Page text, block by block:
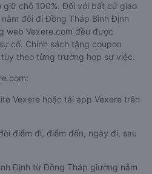
giữ chỗ 100%. Đối với bất cứ giao
đôi đi Đồng Tháp Bình Định
web Vexere.com đều được
cố. Chính sách tặng coupon
theo từng trường hợp sự việc.
Vexere hoặc tải app Vexere trên
điểm đi, điểm đến, ngày đi, sau
Định từ Đồng Tháp giường nằm